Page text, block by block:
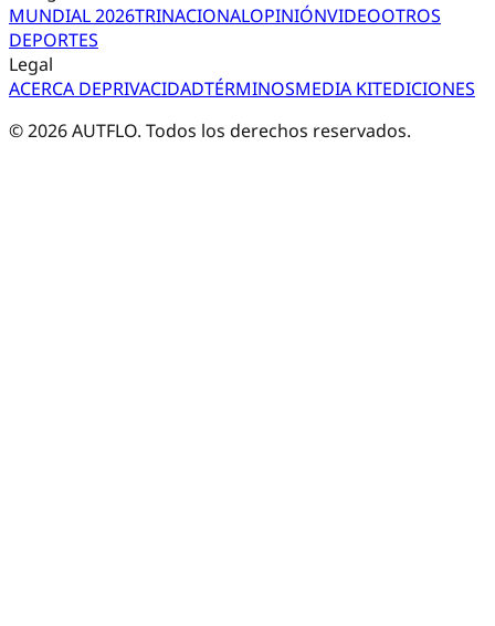
MUNDIAL 2026TRINACIONALOPINIÓNVIDEOOTROS
DEPORTES
Legal
ACERCA DEPRIVACIDADTÉRMINOSMEDIA KITEDICIONES
©2026AUTFLO. Todos los derechos reservados.